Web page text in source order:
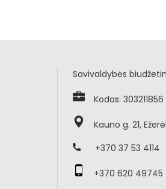
Savivaldybės
Kodas: 303211856
Kauno g. 21,
+370 37 53 4114
+370 620 49745